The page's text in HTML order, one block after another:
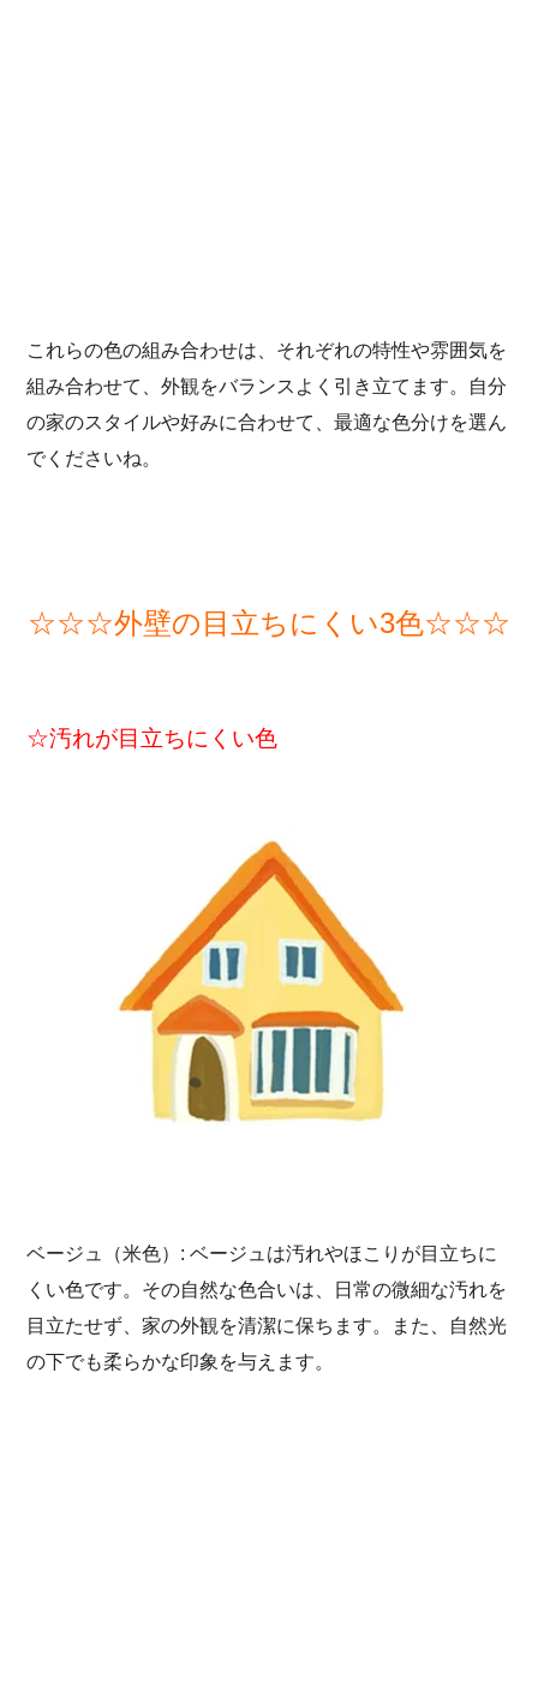
これらの色の組み合わせは、それぞれの特性や雰囲気を
組み合わせて、外観をバランスよく引き立てます。自分
の家のスタイルや好みに合わせて、最適な色分けを選ん
でくださいね。
☆☆☆外壁の目立ちにくい3色☆☆☆
☆汚れが目立ちにくい色
ベージュ（米色）: ベージュは汚れやほこりが目立ちに
くい色です。その自然な色合いは、日常の微細な汚れを
目立たせず、家の外観を清潔に保ちます。また、自然光
の下でも柔らかな印象を与えます。